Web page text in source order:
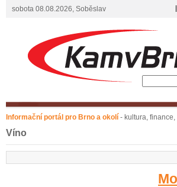
Informační portál pro Brno a okolí - kultura,
sobota 08.08.2026, Soběslav
Víno